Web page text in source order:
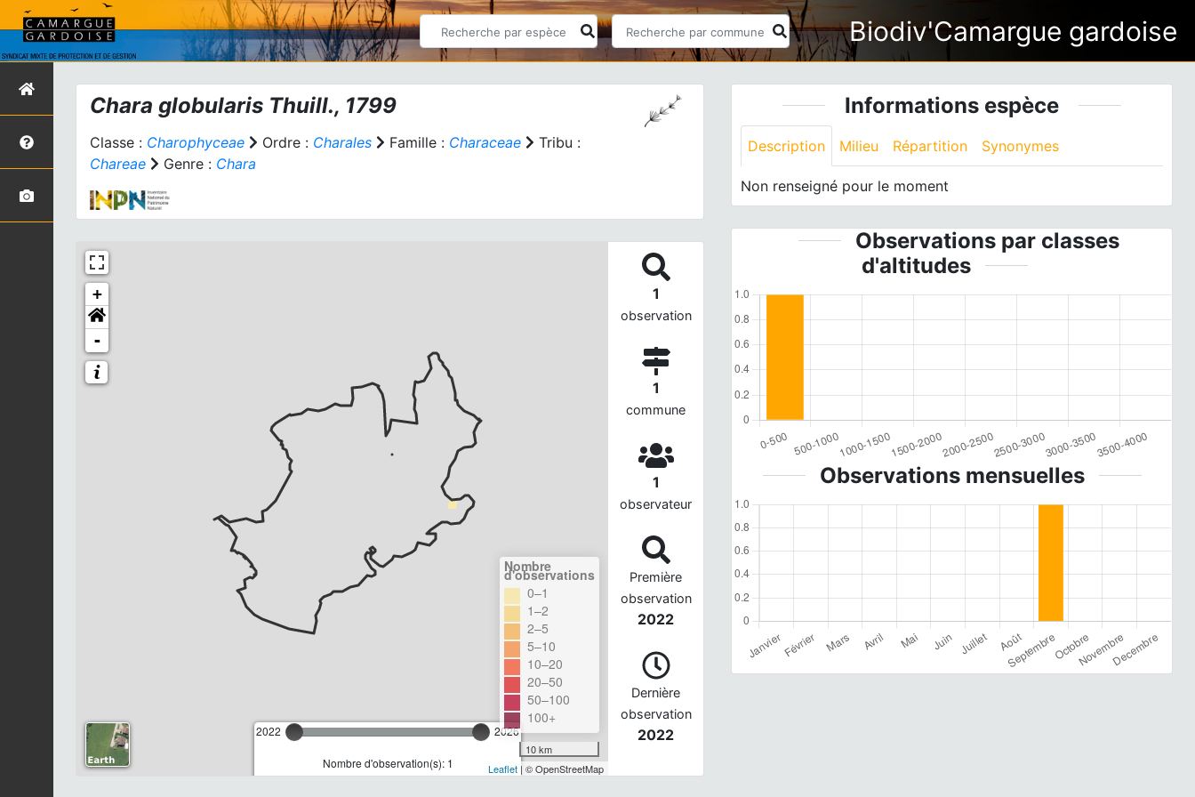
Biodiv'Camargue gardoise
Chara globularis Thuill., 1799
Classe : Charophyceae Ordre : Charales Famille : Characeae
Tribu :
Chareae
Genre : Chara
+
-
2022 2026
Nombre d'observation(s): 1
Nombre
d'observations
0–1
1–2
2–5
5–10
10–20
20–50
50–100
100+
10 km
Leaflet| © OpenStreetMap
1
observation
1
commune
1
observateur
Première
observation
2022
Dernière
observation
2022
Informations espèce
Description Milieu Répartition Synonymes
Non renseigné pour le moment
Observations par classes
d'altitudes
Observations mensuelles